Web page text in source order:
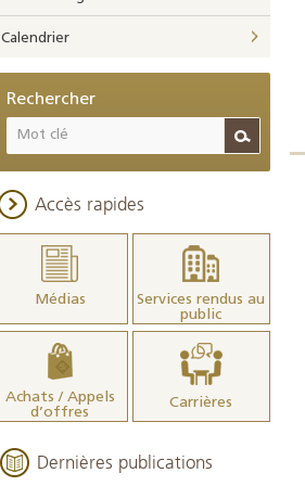
Calendrier
Rechercher
Accès rapides
Médias
Services rendus au
public
Achats / Appels
d’offres
Carrières
Dernières publications